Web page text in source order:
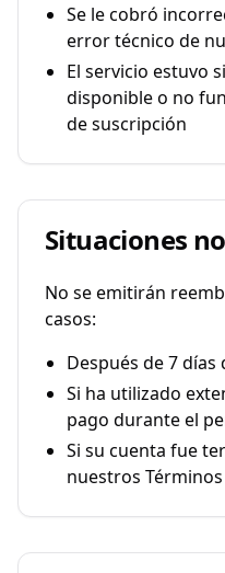
Se le cobró
error técnico de
El servicio estuvo
disponible o no
de suscripción
Situaciones
No se emitirán
casos:
Después de 7
Si ha utilizado
pago durante el
Si su cuenta fue
nuestros